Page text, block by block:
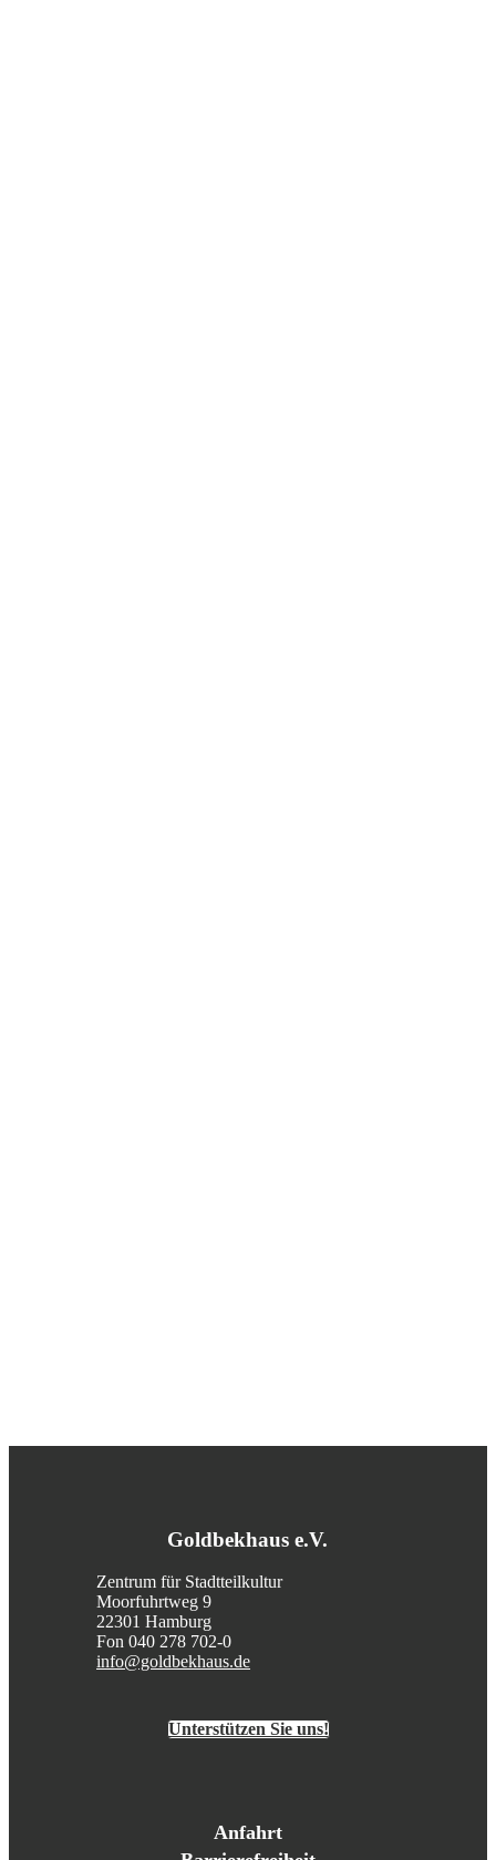
Goldbekhaus e.V.
Zentrum für Stadtteilkultur
Moorfuhrtweg 9
22301 Hamburg
Fon 040 278 702-0
info@goldbekhaus.de
Unterstützen Sie uns!
Anfahrt